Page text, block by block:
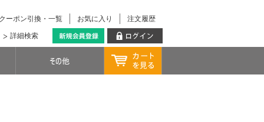
注文履歴
お気に入り
ーポン引換・一覧
詳細検索